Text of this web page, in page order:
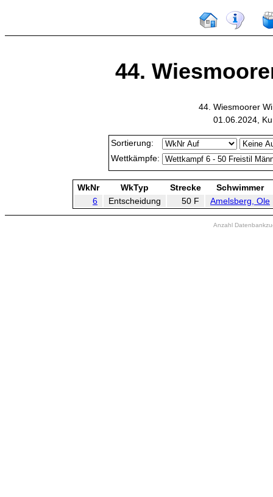
44.
44. Wiesmoorer
01.06.2024,
Sortierung:
Wettkämpfe:
WkNr WkTyp Strecke
Schwimmer
6
Entscheidung 50 F Amelsberg, Ole
Anzahl